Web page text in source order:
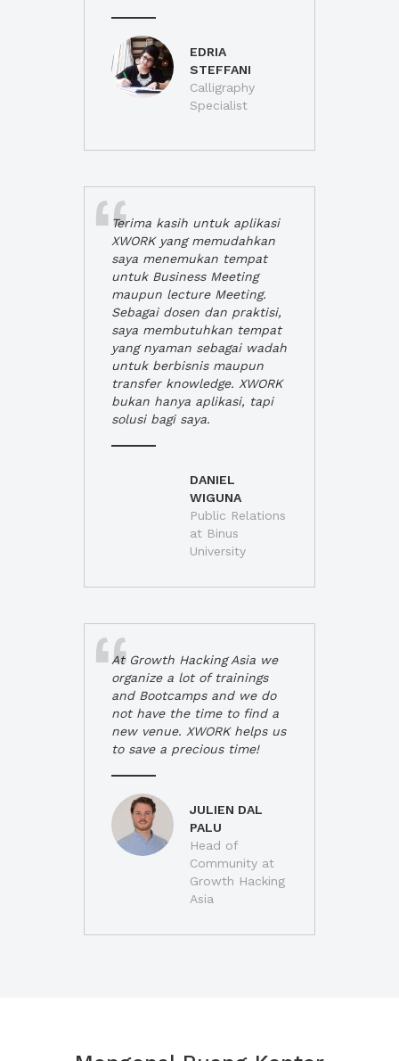
EDRIA
STEFFANI
Calligraphy
Specialist
Terima kasih untuk aplikasi
XWORK yang memudahkan
saya menemukan tempat
untuk Business Meeting
maupun lecture Meeting.
Sebagai dosen dan praktisi,
saya membutuhkan tempat
yang nyaman sebagai wadah
untuk berbisnis maupun
transfer knowledge. XWORK
bukan hanya aplikasi, tapi
solusi bagi saya.
DANIEL
WIGUNA
Public Relations
at Binus
University
At Growth Hacking Asia we
organize a lot of trainings
and Bootcamps and we do
not have the time to find a
new venue. XWORK helps us
to save a precious time!
JULIEN DAL
PALU
Head of
Community at
Growth Hacking
Asia